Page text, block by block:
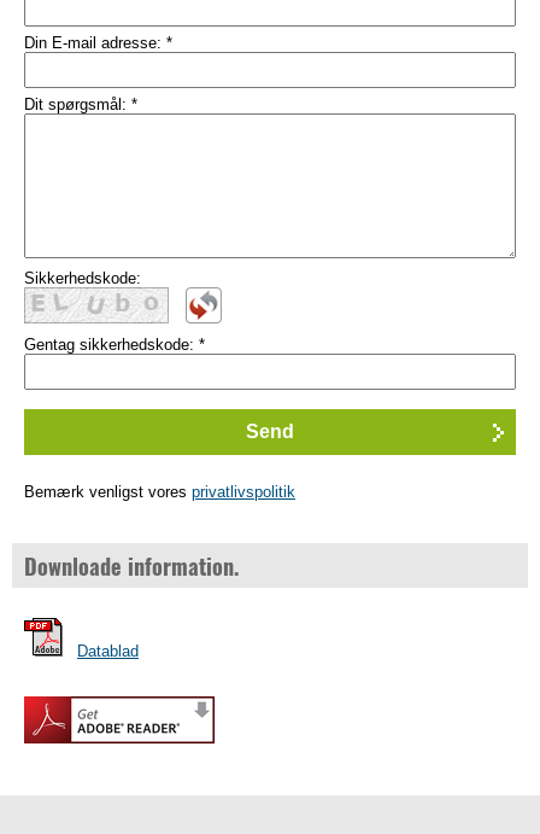
Din E-mail adresse: *
Dit spørgsmål: *
Sikkerhedskode:
Gentag sikkerhedskode: *
Bemærk venligst vores privatlivspolitik
Downloade information.
Datablad